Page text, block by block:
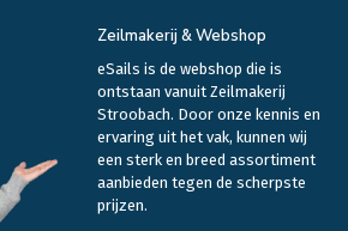
Zeilmakerij & Webshop
eSails is de webshop die is
ontstaan vanuit Zeilmakerij
Stroobach. Door onze kennis en
ervaring uit het vak, kunnen wij
een sterk en breed assortiment
aanbieden tegen de scherpste
prijzen.